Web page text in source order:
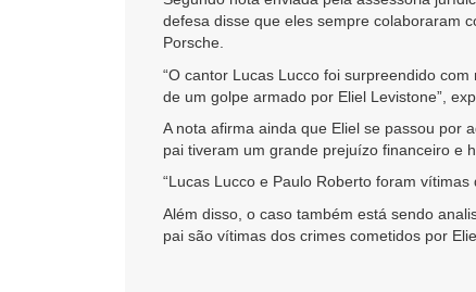
defesa disse que eles sempre colaboraram
Porsche.
“O cantor Lucas Lucco foi surpreendido
de um golpe armado por Eliel Levistone”,
A nota afirma ainda que Eliel se passou por
pai tiveram um grande prejuízo financeiro e
“Lucas Lucco e Paulo Roberto foram
Além disso, o caso também está sendo
pai são vítimas dos crimes cometidos por